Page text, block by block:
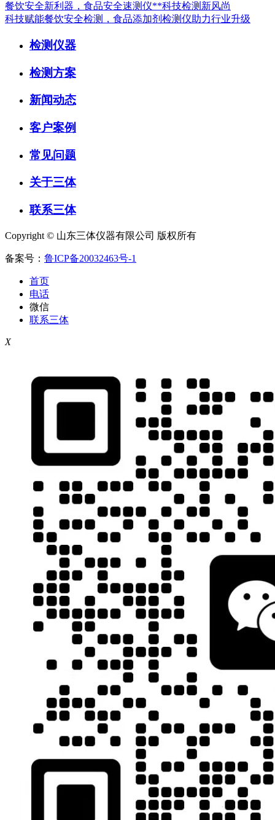
餐饮安全新利器，食品安全速测仪**科技检测新风尚
科技赋能餐饮安全检测，食品添加剂检测仪助力行业升级
检测仪器
检测方案
新闻动态
客户案例
常见问题
关于三体
联系三体
Copyright © 山东三体仪器有限公司 版权所有
备案号： 鲁ICP备20032463号-1
首页
电话
微信
联系三体
X